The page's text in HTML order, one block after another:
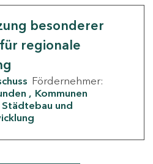
besonderer
regionale
Fördernehmer:
Kommunen
Städtebau und